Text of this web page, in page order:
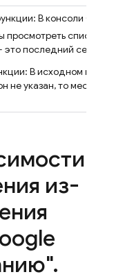
В консоли
просмотреть список
последний сегмент
В исходном коде
не указан, то
из-
.